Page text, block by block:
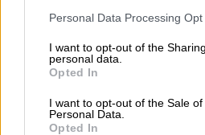
Personal Data Processing
I want to opt-out of the
personal data.
Opted In
I want to opt-out of the Sale of
Personal Data.
Opted In
Clara Campoamor: Mi
mi pesadilla
Por María Pérez Herrero